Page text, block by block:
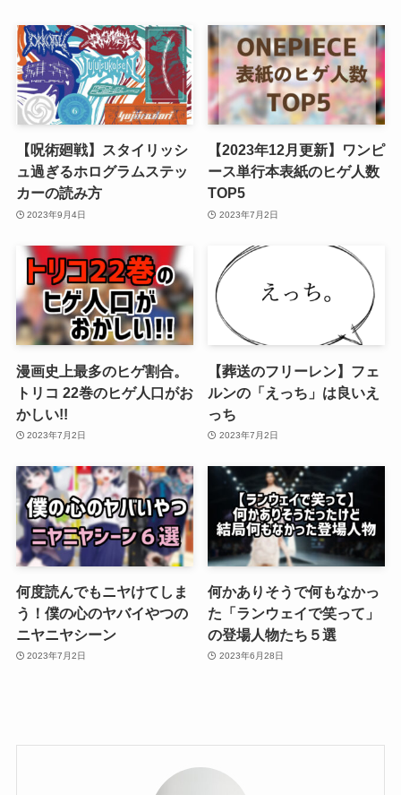
【呪術廻戦】スタイリッシ
ュ過ぎるホログラムステッ
カーの読み方
2023年9月4日
【2023年12月更新】ワンピ
ース単行本表紙のヒゲ人数
TOP5
2023年7月2日
漫画史上最多のヒゲ割合。
トリコ 22巻のヒゲ人口がお
かしい!!
2023年7月2日
【葬送のフリーレン】フェ
ルンの「えっち」は良いえ
っち
2023年7月2日
何度読んでもニヤけてしま
う！僕の心のヤバイやつの
ニヤニヤシーン
2023年7月2日
何かありそうで何もなかっ
た「ランウェイで笑って」
の登場人物たち５選
2023年6月28日